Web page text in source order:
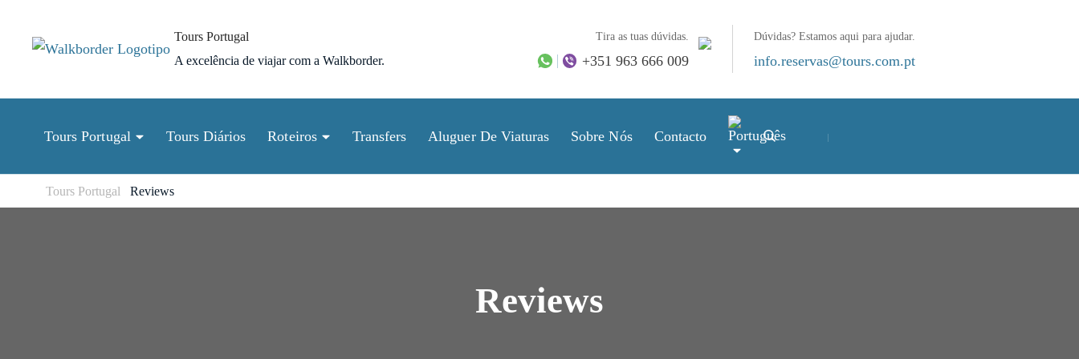
Tours Portugal
A excelência de viajar com a Walkborder.
Tira as tuas dúvidas.
+351 963 666 009
Dúvidas? Estamos aqui para ajudar.
info.reservas@tours.com.pt
Tours Portugal Tours Diários Roteiros Transfers Aluguer De Viaturas Sobre Nós Contacto
Tours Portugal Reviews
Reviews